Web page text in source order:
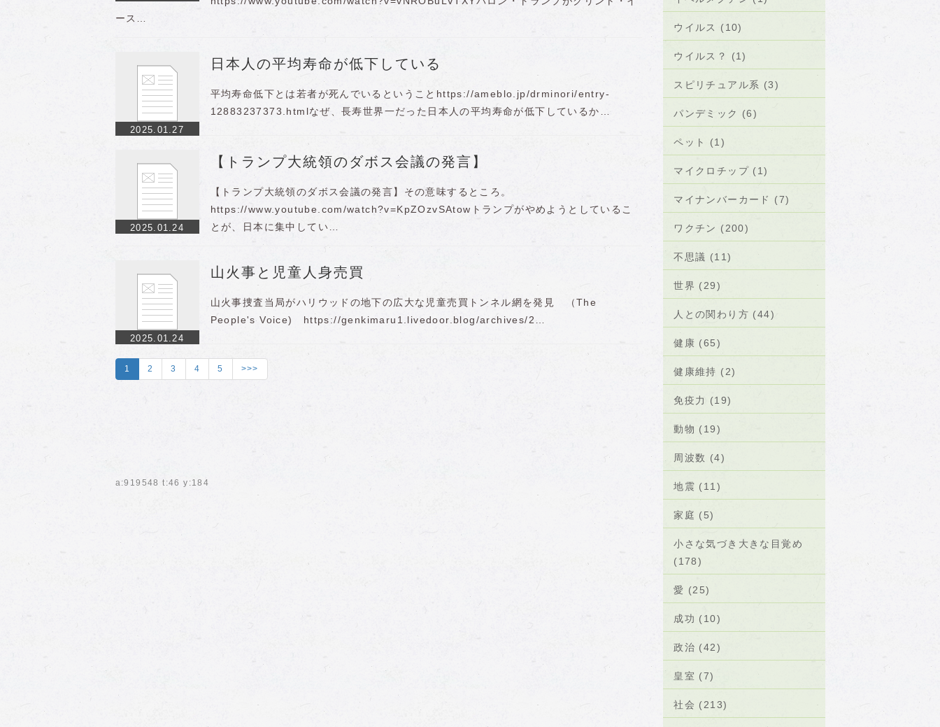
ース…
2025.01.27
日本人の平均寿命が低下している
平均寿命低下とは若者が死んでいるということhttps://ameblo.jp/drminori/entry-
12883237373.htmlなぜ、長寿世界一だった日本人の平均寿命が低下しているか…
2025.01.24
【トランプ大統領のダボス会議の発言】
【トランプ大統領のダボス会議の発言】その意味するところ。
https://www.youtube.com/watch?v=KpZOzvSAtowトランプがやめようとしているこ
とが、日本に集中してい…
2025.01.24
山火事と児童人身売買
山火事捜査当局がハリウッドの地下の広大な児童売買トンネル網を発見 （The
People's Voice) https://genkimaru1.livedoor.blog/archives/2…
1 2 3 4 5 >>>
a:919548 t:46 y:184
ウイルス (10)
ウイルス？ (1)
スピリチュアル系 (3)
パンデミック (6)
ペット (1)
マイクロチップ (1)
マイナンバーカード (7)
ワクチン (200)
不思議 (11)
世界 (29)
人との関わり方 (44)
健康 (65)
健康維持 (2)
免疫力 (19)
動物 (19)
周波数 (4)
地震 (11)
家庭 (5)
小さな気づき大きな目覚め
(178)
愛 (25)
成功 (10)
政治 (42)
皇室 (7)
社会 (213)